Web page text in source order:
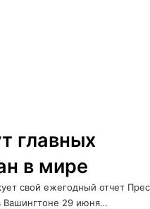
главных
в мире
свой ежегодный отчет
Вашингтоне 29 июня…